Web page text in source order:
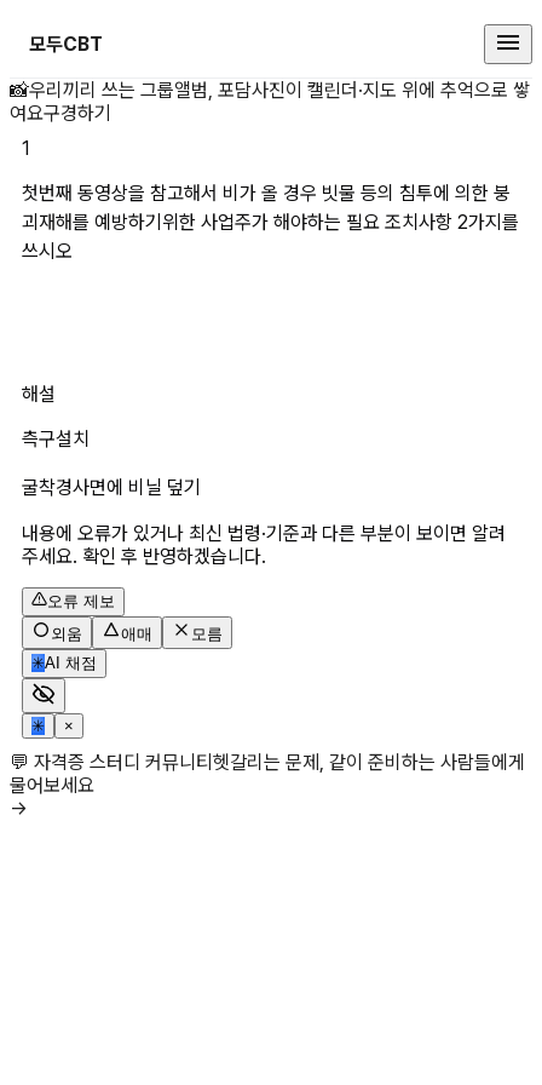
모두CBT
첫번째 동영상을 참고해서 비가 올
📸우리끼리 쓰는 그룹앨범, 포담사진이 캘린더·지도 위에 추억으로 쌓
여요구경하기
1
첫번째 동영상을 참고해서 비가 올 경우 빗물 등의 침투에 의한 붕
괴재해를 예방하기위한 사업주가 해야하는 필요 조치사항 2가지를
쓰시오
해설
측구설치
굴착경사면에 비닐 덮기
내용에 오류가 있거나 최신 법령·기준과 다른 부분이 보이면 알려
주세요. 확인 후 반영하겠습니다.
오류 제보
외움
애매
모름
✳AI 채점
✳ ×
💬 자격증 스터디 커뮤니티헷갈리는 문제, 같이 준비하는 사람들에게
물어보세요
→